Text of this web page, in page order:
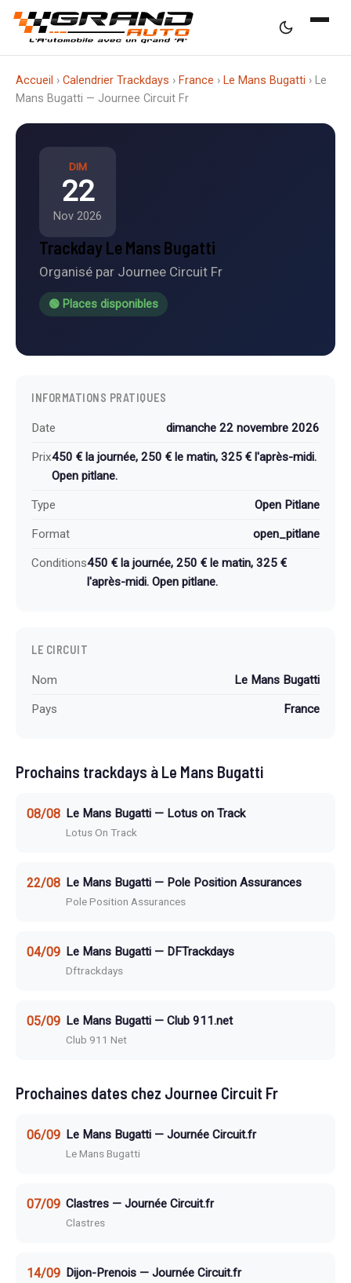
Accueil › Calendrier Trackdays › France › Le Mans Bugatti › Le
Mans Bugatti — Journee Circuit Fr
DIM
22
Nov 2026
Trackday Le Mans Bugatti
Organisé par Journee Circuit Fr
🟢 Places disponibles
INFORMATIONS PRATIQUES
Date dimanche 22 novembre 2026
Prix450 € la journée, 250 € le matin, 325 € l'après-midi.
Open pitlane.
Type Open Pitlane
Format open_pitlane
Conditions450 € la journée, 250 € le matin, 325 €
l'après-midi. Open pitlane.
LE CIRCUIT
Nom Le Mans Bugatti
Pays France
Prochains trackdays à Le Mans Bugatti
08/08 Le Mans Bugatti — Lotus on Track
Lotus On Track
22/08 Le Mans Bugatti — Pole Position Assurances
Pole Position Assurances
04/09 Le Mans Bugatti — DFTrackdays
Dftrackdays
05/09 Le Mans Bugatti — Club 911.net
Club 911 Net
Prochaines dates chez Journee Circuit Fr
06/09 Le Mans Bugatti — Journée Circuit.fr
Le Mans Bugatti
07/09 Clastres — Journée Circuit.fr
Clastres
14/09 Dijon-Prenois — Journée Circuit.fr